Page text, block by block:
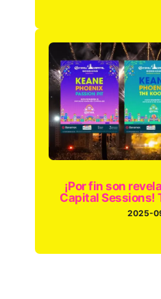
¡Por fin son
Capital Sessions!
2025-